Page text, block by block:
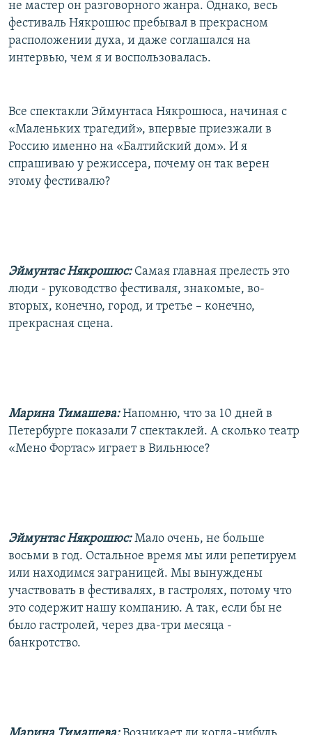
не мастер он разговорного жанра. Однако, весь
фестиваль Някрошюс пребывал в прекрасном
расположении духа, и даже соглашался на
интервью, чем я и воспользовалась.
Все спектакли Эймунтаса Някрошюса, начиная с
«Маленьких трагедий», впервые приезжали в
Россию именно на «Балтийский дом». И я
спрашиваю у режиссера, почему он так верен
этому фестивалю?
Эймунтас Някрошюс: Самая главная прелесть это
люди - руководство фестиваля, знакомые, во-
вторых, конечно, город, и третье – конечно,
прекрасная сцена.
Марина Тимашева:Напомню, что за 10 дней в
Петербурге показали 7 спектаклей. А сколько театр
«Мено Фортас» играет в Вильнюсе?
Эймунтас Някрошюс:Мало очень, не больше
восьми в год. Остальное время мы или репетируем
или находимся заграницей. Мы вынуждены
участвовать в фестивалях, в гастролях, потому что
это содержит нашу компанию. А так, если бы не
было гастролей, через два-три месяца -
банкротство.